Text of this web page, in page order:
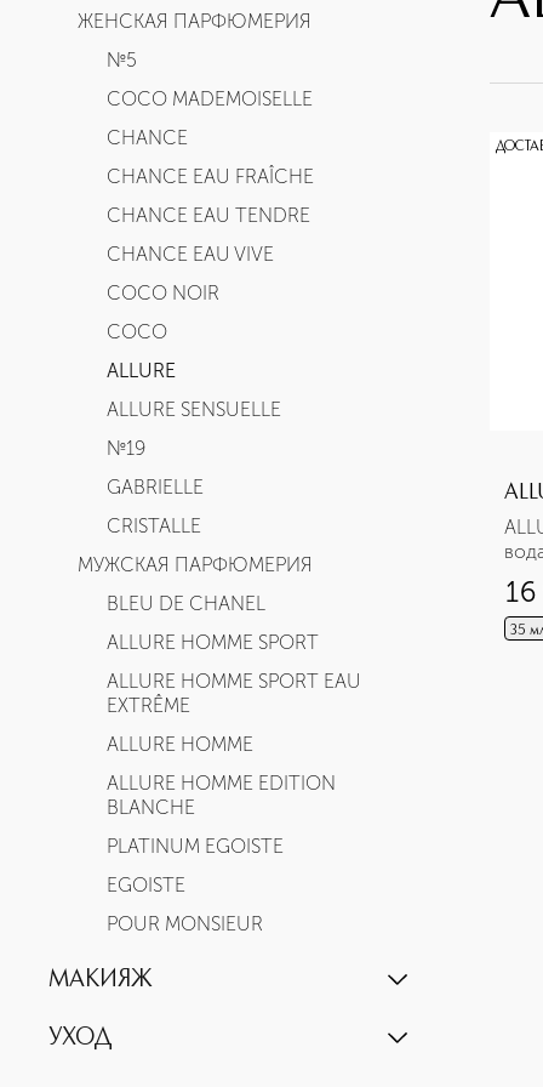
ЖЕНСКАЯ ПАРФЮМЕРИЯ
№5
COCO MADEMOISELLE
CHANCE
CHANCE EAU FRAÎCHE
CHANCE EAU TENDRE
CHANCE EAU VIVE
COCO NOIR
COCO
ALLURE
ALLURE SENSUELLE
№19
GABRIELLE
CRISTALLE
МУЖСКАЯ ПАРФЮМЕРИЯ
BLEU DE CHANEL
ALLURE HOMME SPORT
ALLURE HOMME SPORT EAU
EXTRÊME
ALLURE HOMME
ALLURE HOMME EDITION
BLANCHE
PLATINUM EGOISTE
EGOISTE
POUR MONSIEUR
МАКИЯЖ
ЛИЦО
УХОД
35